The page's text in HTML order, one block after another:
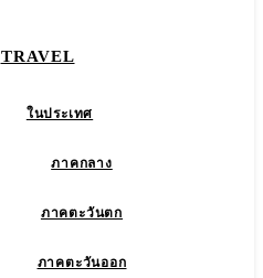
TRAVEL
ในประเทศ
ภาคกลาง
ภาคตะวันตก
ภาคตะวันออก